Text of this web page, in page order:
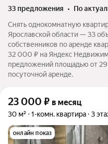
33 предложения •
по
Снять однокомнатную
Ярославской области — 33
собственников по аренде
32 000 ₽ на Яндекс
предложений площадью от
посуточной аренде.
23 000 ₽ в месяц
30 м² 1-комн. квартира 3
онлайн показ